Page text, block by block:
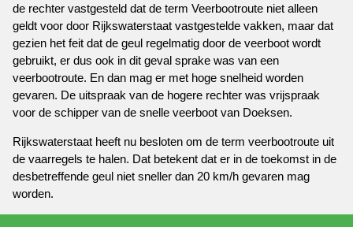
de rechter vastgesteld dat de term Veerbootroute niet alleen
geldt voor door Rijkswaterstaat vastgestelde vakken, maar dat
gezien het feit dat de geul regelmatig door de veerboot wordt
gebruikt, er dus ook in dit geval sprake was van een
veerbootroute. En dan mag er met hoge snelheid worden
gevaren. De uitspraak van de hogere rechter was vrijspraak
voor de schipper van de snelle veerboot van Doeksen.
Rijkswaterstaat heeft nu besloten om de term veerbootroute uit
de vaarregels te halen. Dat betekent dat er in de toekomst in de
desbetreffende geul niet sneller dan 20 km/h gevaren mag
worden.